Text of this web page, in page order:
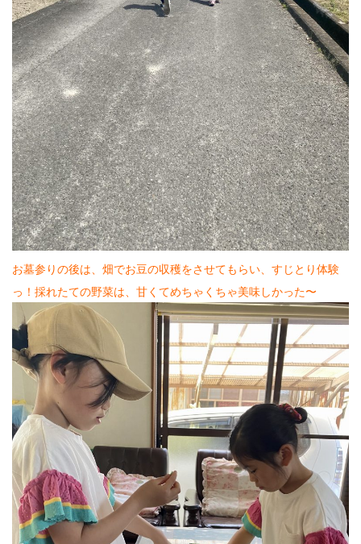
お墓参りの後は、畑でお豆の収穫をさせてもらい、すじとり体験
っ！採れたての野菜は、甘くてめちゃくちゃ美味しかった〜